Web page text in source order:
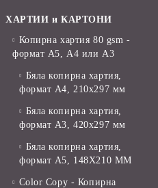
ХАРТИИ и КАРТОНИ
Копирна хартия 80 gsm -
формат А5, А4 или А3
Бяла копирна хартия,
формат А4, 210x297 мм
Бяла копирна хартия,
формат А3, 420x297 мм
Бяла копирна хартия,
формат А5, 148X210 ММ
Color Copy - Копирна